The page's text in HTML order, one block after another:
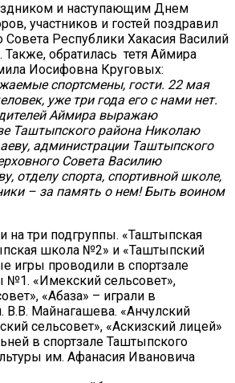
и наступающим Днем
участников и гостей поздравил
Совета Республики Хакасия Василий
обратилась тетя Аймира
Иосифовна Круговых:
спортсмены, гости. 22 мая
уже три года его с нами нет.
Аймира выражаю
Таштыпского района Николаю
администрации Таштыпского
Совета Василию
отделу спорта, спортивной школе,
– за память о нем! Быть воином
на три подгруппы. «Таштыпская
школа №2» и «Таштыпский
игры проводили в спортзале
«Имекский сельсовет»,
«Абаза» – играли в
В.В. Майнагашева. «Анчулский
сельсовет», «Аскизский лицей»
в спортзале Таштыпского
им. Афанасия Ивановича